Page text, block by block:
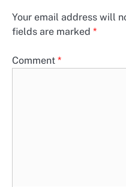
Your email address will
fields are marked *
Comment *